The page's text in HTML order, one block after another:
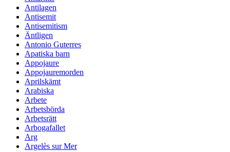
Antilagen
Antisemit
Antisemitism
Äntligen
Antonio Guterres
Apatiska barn
Appojaure
Appojauremorden
Aprilskämt
Arabiska
Arbete
Arbetsbörda
Arbetsrätt
Arbogafallet
Arg
Argelès sur Mer